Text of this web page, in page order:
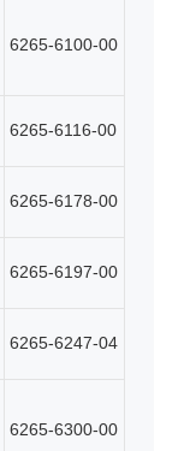
6265-6100-00
6265-6116-00
6265-6178-00
6265-6197-00
6265-6247-04
6265-6300-00